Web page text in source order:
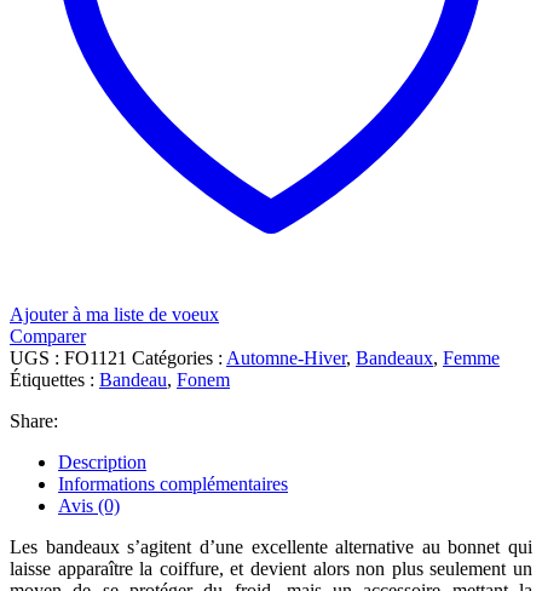
Ajouter à ma liste de voeux
Comparer
UGS : FO1121 Catégories : Automne-Hiver, Bandeaux, Femme
Étiquettes : Bandeau, Fonem
Share:
Description
Informations complémentaires
Avis (0)
Les bandeaux s’agitent d’une excellente alternative au bonnet qui
laisse apparaître la coiffure, et devient alors non plus seulement un